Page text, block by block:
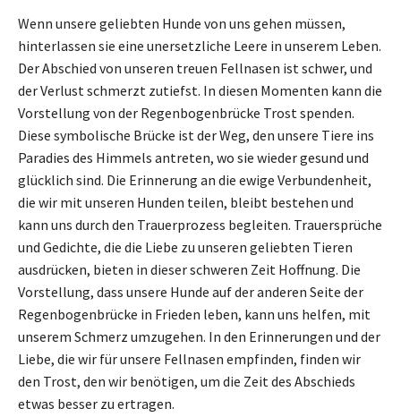
Wenn unsere geliebten Hunde von uns gehen müssen,
hinterlassen sie eine unersetzliche Leere in unserem Leben.
Der Abschied von unseren treuen Fellnasen ist schwer, und
der Verlust schmerzt zutiefst. In diesen Momenten kann die
Vorstellung von der Regenbogenbrücke Trost spenden.
Diese symbolische Brücke ist der Weg, den unsere Tiere ins
Paradies des Himmels antreten, wo sie wieder gesund und
glücklich sind. Die Erinnerung an die ewige Verbundenheit,
die wir mit unseren Hunden teilen, bleibt bestehen und
kann uns durch den Trauerprozess begleiten. Trauersprüche
und Gedichte, die die Liebe zu unseren geliebten Tieren
ausdrücken, bieten in dieser schweren Zeit Hoffnung. Die
Vorstellung, dass unsere Hunde auf der anderen Seite der
Regenbogenbrücke in Frieden leben, kann uns helfen, mit
unserem Schmerz umzugehen. In den Erinnerungen und der
Liebe, die wir für unsere Fellnasen empfinden, finden wir
den Trost, den wir benötigen, um die Zeit des Abschieds
etwas besser zu ertragen.